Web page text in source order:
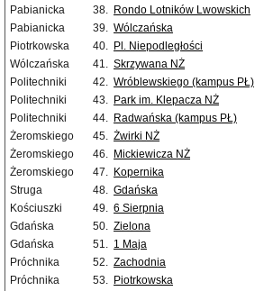
Pabianicka
38. Rondo Lotników Lwowskich
Pabianicka
39. Wólczańska
Piotrkowska
40. Pl. Niepodległości
Wólczańska
41. Skrzywana NŻ
Politechniki
42. Wróblewskiego (kampus PŁ)
Politechniki
43. Park im. Klepacza NŻ
Politechniki
44. Radwańska (kampus PŁ)
Żeromskiego
45. Żwirki NŻ
Żeromskiego
46. Mickiewicza NŻ
Żeromskiego
47. Kopernika
Struga
48. Gdańska
Kościuszki
49. 6 Sierpnia
Gdańska
50. Zielona
Gdańska
51. 1 Maja
Próchnika
52. Zachodnia
Próchnika
53. Piotrkowska